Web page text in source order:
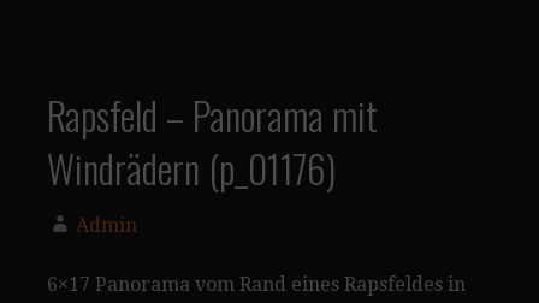
Rapsfeld – Panorama mit
Windrädern (p_01176)
Admin
6×17 Panorama vom Rand eines Rapsfeldes in